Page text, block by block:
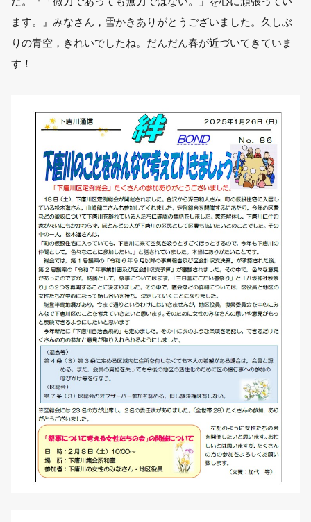
ます。』みなさん，雪かきありがとうございました。久しぶ
りの青空，きれいでしたね。だんだん春が近づいてきていま
す！